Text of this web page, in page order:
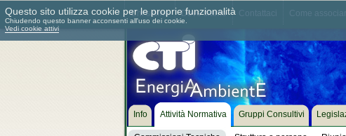
Chi siamo Dove siamo
Info Attività Normativa Gruppi Consultivi
Questo sito utilizza cookie per le proprie funzionalità
Chiudendo questo banner acconsenti all'uso dei cookie.
Vedi cookie attivi